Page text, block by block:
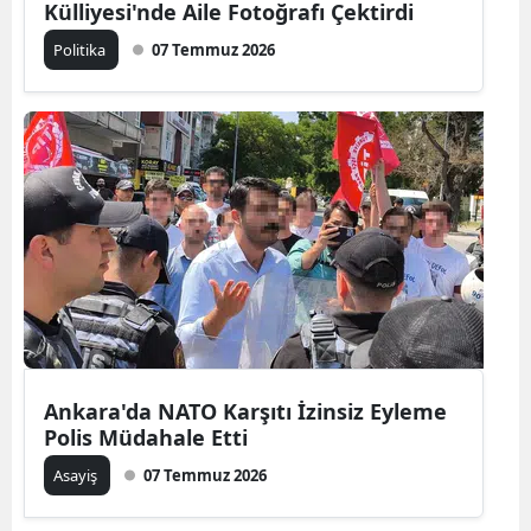
Külliyesi'nde Aile Fotoğrafı Çektirdi
Politika 07 Temmuz 2026
Ankara'da NATO Karşıtı İzinsiz Eyleme
Polis Müdahale Etti
Asayiş 07 Temmuz 2026